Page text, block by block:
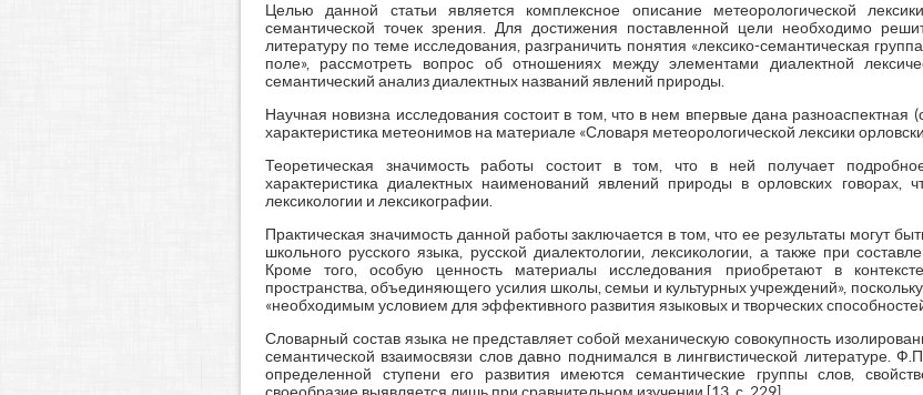
Целью данной статьи является комплексное описание метеорологической
семантической точек зрения. Для достижения поставленной цели необходимо
литературу по теме исследования, разграничить понятия «лексико-семантическая
поле», рассмотреть вопрос об отношениях между элементами диалектной
семантический анализ диалектных названий явлений природы.
Научная новизна исследования состоит в том, что в нем впервые дана разноаспектная
характеристика метеонимов на материале «Словаря метеорологической лексики
Теоретическая значимость работы состоит в том, что в ней получает подробное
характеристика диалектных наименований явлений природы в орловских говорах,
лексикологии и лексикографии.
Практическая значимость данной работы заключается в том, что ее результаты могут
школьного русского языка, русской диалектологии, лексикологии, а также при
Кроме того, особую ценность материалы исследования приобретают в
пространства, объединяющего усилия школы, семьи и культурных учреждений»,
«необходимым условием для эффективного развития языковых и творческих
Словарный состав языка не представляет собой механическую совокупность
семантической взаимосвязи слов давно поднимался в лингвистической литературе.
определенной ступени его развития имеются семантические группы слов,